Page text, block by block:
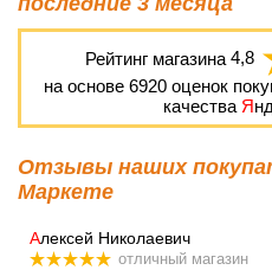
Рейтинг магазина 4,8
на основе 6920 оценок
качества Я
Отзывы наших
Маркете
Алексей Николаевич
отличный магазин